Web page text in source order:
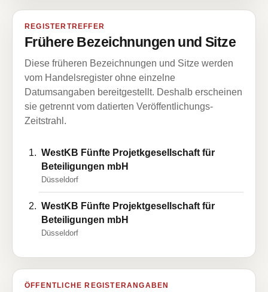
REGISTERTREFFER
Frühere Bezeichnungen und Sitze
Diese früheren Bezeichnungen und Sitze werden
vom Handelsregister ohne einzelne
Datumsangaben bereitgestellt. Deshalb erscheinen
sie getrennt vom datierten Veröffentlichungs-
Zeitstrahl.
WestKB Fünfte Projetkgesellschaft für
Beteiligungen mbH
Düsseldorf
WestKB Fünfte Projektgesellschaft für
Beteiligungen mbH
Düsseldorf
ÖFFENTLICHE REGISTERANGABEN